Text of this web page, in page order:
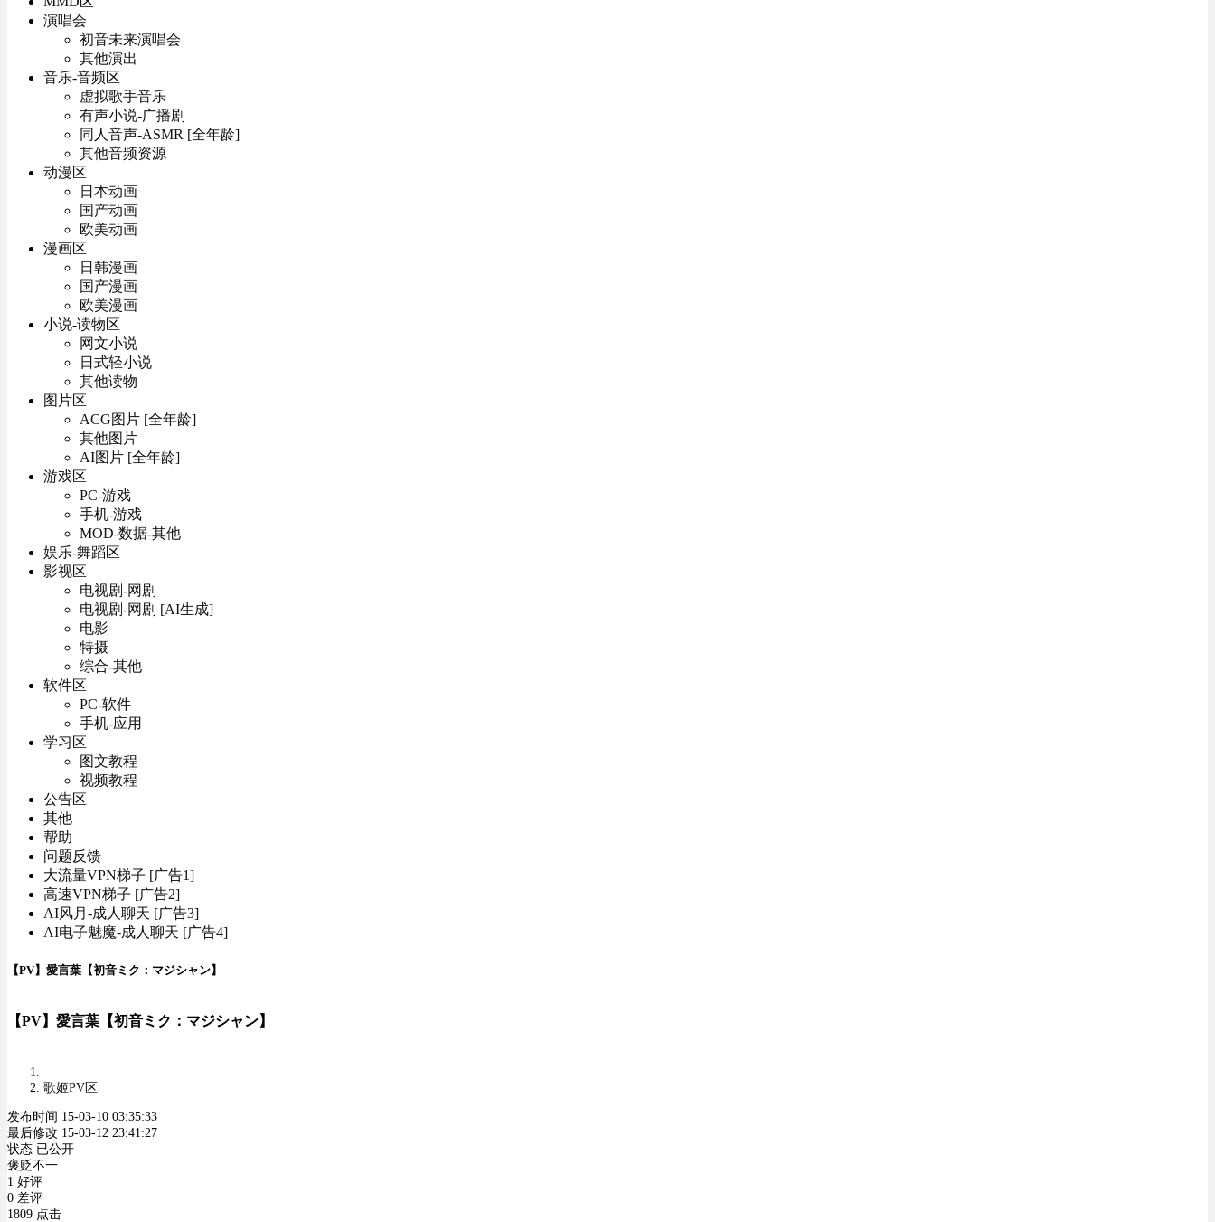
演唱会
初音未来演唱会
其他演出
音乐-音频区
虚拟歌手音乐
有声小说-广播剧
同人音声-ASMR [全年龄]
其他音频资源
动漫区
日本动画
国产动画
欧美动画
漫画区
日韩漫画
国产漫画
欧美漫画
小说-读物区
网文小说
日式轻小说
其他读物
图片区
ACG图片 [全年龄]
其他图片
AI图片 [全年龄]
游戏区
PC-游戏
手机-游戏
MOD-数据-其他
娱乐-舞蹈区
影视区
电视剧-网剧
电视剧-网剧 [AI生成]
电影
特摄
综合-其他
软件区
PC-软件
手机-应用
学习区
图文教程
视频教程
公告区
其他
帮助
问题反馈
大流量VPN梯子 [广告1]
高速VPN梯子 [广告2]
AI风月-成人聊天 [广告3]
AI电子魅魔-成人聊天 [广告4]
【PV】愛言葉【初音ミク：マジシャン】
【PV】愛言葉【初音ミク：マジシャン】
歌姬PV区
发布时间 15-03-10 03:35:33
最后修改 15-03-12 23:41:27
状态 已公开
褒贬不一
1 好评
0 差评
1809 点击